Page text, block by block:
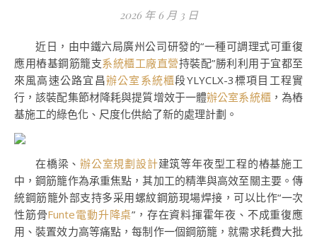
2026 年 6 月 3 日
近日，由中鐵六局廣州公司研發的“一種可調理式可重復
應用樁基鋼筋籠支系統櫃工廠直營持裝配”勝利利用于宜都至
來風高速公路宜昌辦公室系統櫃段YLYCLX-3標項目工程實
行，該裝配集節材降耗與提質增效于一體辦公室系統櫃，為樁
基施工的綠色化、尺度化供給了新的處理計劃。
在橋梁、辦公室規劃設計建筑等年夜型工程的樁基施工
中，鋼筋籠作為承重焦點，其加工的精準與高效至關主要。傳
統鋼筋籠外部支持多采用螺紋鋼筋現場焊接，可以比作“一次
性筋骨Funte電動升降桌”，存在資料揮霍年夜、不成重復應
用、裝置效力高等痛點，每制作一個鋼筋籠，就需求耗費大批